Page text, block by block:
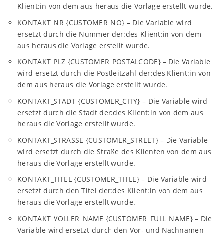
Klient:in von dem aus heraus die Vorlage erstellt wurde.
KONTAKT_NR {CUSTOMER_NO} – Die Variable wird
ersetzt durch die Nummer der:des Klient:in von dem
aus heraus die Vorlage erstellt wurde.
KONTAKT_PLZ {CUSTOMER_POSTALCODE} – Die Variable
wird ersetzt durch die Postleitzahl der:des Klient:in von
dem aus heraus die Vorlage erstellt wurde.
KONTAKT_STADT {CUSTOMER_CITY} – Die Variable wird
ersetzt durch die Stadt der:des Klient:in von dem aus
heraus die Vorlage erstellt wurde.
KONTAKT_STRASSE {CUSTOMER_STREET} – Die Variable
wird ersetzt durch die Straße des Klienten von dem aus
heraus die Vorlage erstellt wurde.
KONTAKT_TITEL {CUSTOMER_TITLE} – Die Variable wird
ersetzt durch den Titel der:des Klient:in von dem aus
heraus die Vorlage erstellt wurde.
KONTAKT_VOLLER_NAME {CUSTOMER_FULL_NAME} – Die
Variable wird ersetzt durch den Vor- und Nachnamen